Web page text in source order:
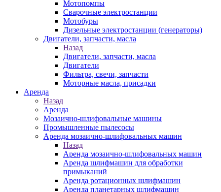
Мотопомпы
Сварочные электростанции
Мотобуры
Дизельные электростанции (генераторы)
Двигатели, запчасти, масла
Назад
Двигатели, запчасти, масла
Двигатели
Фильтра, свечи, запчасти
Моторные масла, присадки
Аренда
Назад
Аренда
Мозаично-шлифовальные машины
Промышленные пылесосы
Аренда мозаично-шлифовальных машин
Назад
Аренда мозаично-шлифовальных машин
Аренда шлифмашин для обработки
примыканий
Аренда ротационных шлифмашин
Аренда планетарных шлифмашин